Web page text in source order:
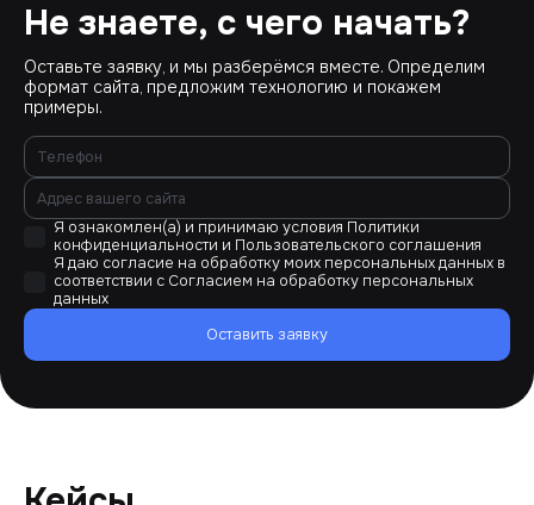
Не знаете, с чего начать?
Оставьте заявку, и мы разберёмся вместе. Определим
формат сайта, предложим технологию и покажем
примеры.
Я ознакомлен(а) и принимаю условия Политики
конфиденциальности и Пользовательского соглашения
Я даю согласие на обработку моих персональных данных в
соответствии с Согласием на обработку персональных
данных
Оставить заявку